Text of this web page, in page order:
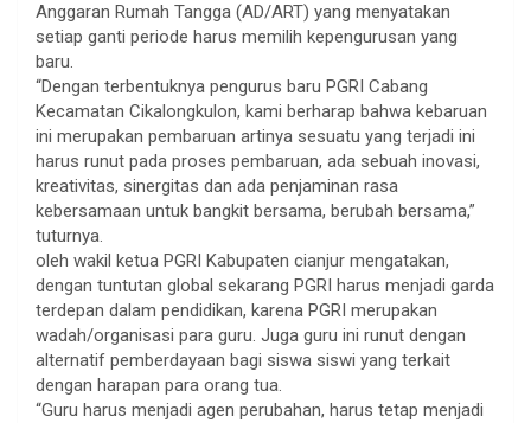
Anggaran Rumah Tangga (AD/ART) yang menyatakan
setiap ganti periode harus memilih kepengurusan yang
baru.
“Dengan terbentuknya pengurus baru PGRI Cabang
Kecamatan Cikalongkulon, kami berharap bahwa kebaruan
ini merupakan pembaruan artinya sesuatu yang terjadi ini
harus runut pada proses pembaruan, ada sebuah inovasi,
kreativitas, sinergitas dan ada penjaminan rasa
kebersamaan untuk bangkit bersama, berubah bersama,”
tuturnya.
oleh wakil ketua PGRI Kabupaten cianjur mengatakan,
dengan tuntutan global sekarang PGRI harus menjadi garda
terdepan dalam pendidikan, karena PGRI merupakan
wadah/organisasi para guru. Juga guru ini runut dengan
alternatif pemberdayaan bagi siswa siswi yang terkait
dengan harapan para orang tua.
“Guru harus menjadi agen perubahan, harus tetap menjadi